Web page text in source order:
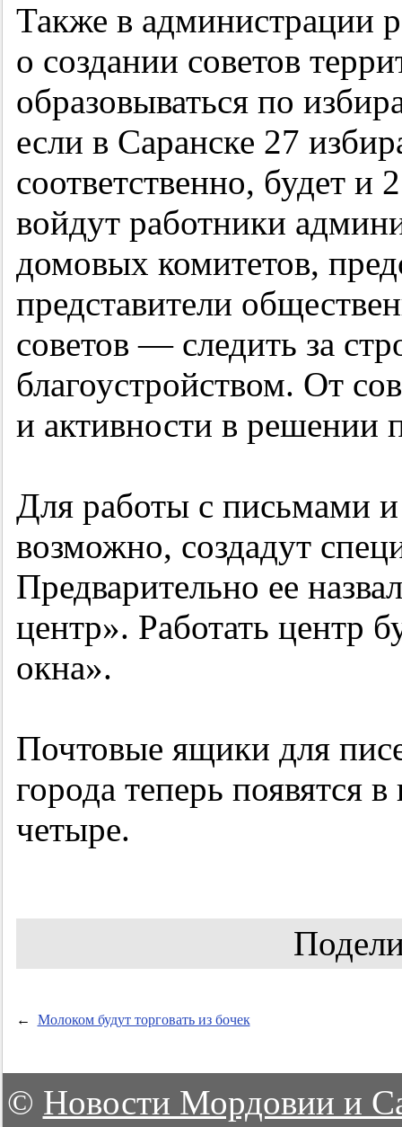
Также в администрации
о создании советов
образовываться по
если в Саранске 27
соответственно, будет и
войдут работники
домовых комитетов,
представители
советов — следить за
благоустройством. От
и активности в решении
Для работы с письмами
возможно, создадут
Предварительно ее
центр». Работать центр
окна».
Почтовые ящики для
города теперь появятся
четыре.
← Молоком будут торговать из бочек
© Новости Мордовии и